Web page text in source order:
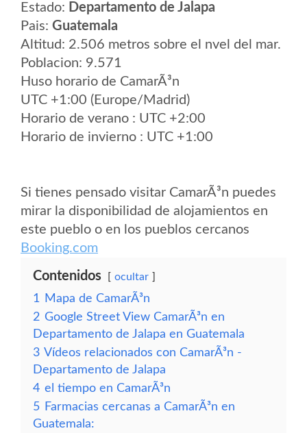
Estado: Departamento de Jalapa
Pais: Guatemala
Altitud: 2.506 metros sobre el nvel del mar.
Poblacion: 9.571
Huso horario de CamarÃ³n
UTC +1:00 (Europe/Madrid)
Horario de verano : UTC +2:00
Horario de invierno : UTC +1:00
Si tienes pensado visitar CamarÃ³n puedes
mirar la disponibilidad de alojamientos en
este pueblo o en los pueblos cercanos
Booking.com
Contenidos ocultar
1
Mapa de CamarÃ³n
2 Google Street View CamarÃ³n en
Departamento de Jalapa en Guatemala
3 Vídeos relacionados con CamarÃ³n -
Departamento de Jalapa
4 el tiempo en CamarÃ³n
5 Farmacias cercanas a CamarÃ³n en
Guatemala: